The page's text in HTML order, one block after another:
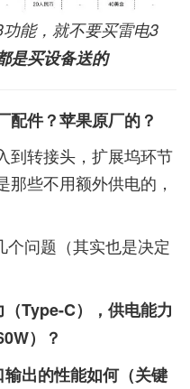
能，就不要买雷电3
是买设备送的
配件？苹果原厂的？
到转接头，扩展坞环节
些不用额外供电的，
问题（其实也是决定
Type-C），供电能力
）？
出的性能如何（关键